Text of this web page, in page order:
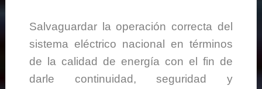
Salvaguardar la operación correcta del
sistema eléctrico nacional en términos
de la calidad de energía con el fin de
darle continuidad, seguridad y